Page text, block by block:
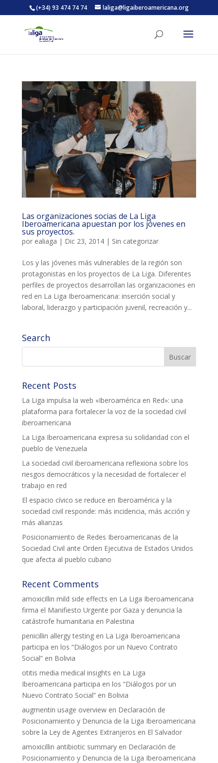
(+34) 93 474 74 74 laliga@ligaiberoamericana.org
Las organizaciones socias de La Liga
Iberoamericana apuestan por los jóvenes en
sus proyectos.
por ealiaga | Dic 23, 2014| Sin categorizar
Los y las jóvenes más vulnerables de la región son
protagonistas en los proyectos de La Liga. Diferentes
perfiles de proyectos desarrollan las organizaciones en
red en La Liga Iberoamericana: inserción social y
laboral, liderazgo y participación juvenil, recreación y...
Search
Recent Posts
La Liga impulsa la web «Iberoamérica en Red»: una
plataforma para fortalecer la voz de la sociedad civil
iberoamericana
La Liga Iberoamericana expresa su solidaridad con el
pueblo de Venezuela
La sociedad civil iberoamericana reflexiona sobre los
riesgos democráticos y la necesidad de fortalecer el
trabajo en red
El espacio cívico se reduce en Iberoamérica y la
sociedad civil responde: más incidencia, más acción y
más alianzas
Posicionamiento de Redes Iberoamericanas de la
Sociedad Civil ante Orden Ejecutiva de Estados Unidos
que afecta al pueblo cubano
Recent Comments
amoxicillin mild side effects en La Liga Iberoamericana
firma el Manifiesto Urgente por Gaza y denuncia la
catástrofe humanitaria en Palestina
penicillin allergy testingen La Liga Iberoamericana
participa en los “Diálogos por un Nuevo Contrato
Social” en Bolivia
otitis media medical insights en La Liga
Iberoamericana participa en los “Diálogos por un
Nuevo Contrato Social” en Bolivia
augmentin usage overviewen Declaración de
Posicionamiento y Denuncia de la Liga Iberoamericana
sobre la Ley de Agentes Extranjeros en El Salvador
amoxicillin antibiotic summaryen Declaración de
Posicionamiento y Denuncia de la Liga Iberoamericana
ACTIVITATS D'ESTIU
MÓN ESCOLAR
ALBERG CENTRE ESPLAI
FORMACIÓ
CASES DE COLÒNIES
ACCIÓ SOCIAL I JOVES
ESPLAIS
SUPORT TERCER SECTOR
CONEIX FUNDESPLAI
La Fundació
L'equip
Missió i valors
Els comptes clars
Memòria d'activitats
Proposta educativa
ACTUALITAT
Diari de la Fundació
Fundesplai als mitjans
Xarxes socials
COL·LABORA
Fes voluntariat
Fes un donatiu
Treballa amb nosaltres